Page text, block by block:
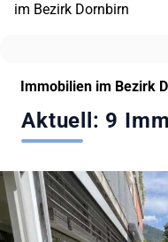
im Bezirk Dornbirn
Immobilien im Bezirk
Aktuell: 9